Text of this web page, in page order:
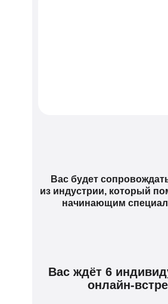
Вас будет
из индустрии, который
начинающим
Вас ждёт 6
онлайн-